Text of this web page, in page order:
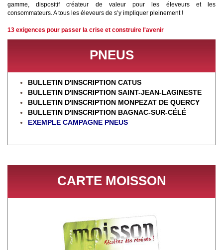
gamme, dispositif créateur de valeur pour les éleveurs et les
consommateurs. A tous les éleveurs de s’y impliquer pleinement !
13 exigences pour passer la crise et construire l'avenir
PNEUS
BULLETIN D'INSCRIPTION CATUS
BULLETIN D'INSCRIPTION SAINT-JEAN-LAGINESTE
BULLETIN D'INSCRIPTION MONPEZAT DE QUERCY
BULLETIN D'INSCRIPTION BAGNAC-SUR-CÉLÉ
EXEMPLE CAMPAGNE PNEUS
CARTE MOISSON